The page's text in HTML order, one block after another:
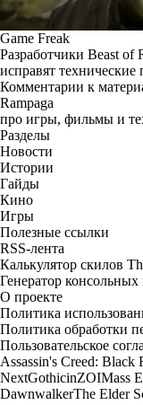
Game Freak
Разработчики Beast of
исправят
Комментарии к
Rampaga
про игры, фильмы и
Разделы
Новости
Истории
Гайды
Кино
Игры
Полезные ссылки
RSS-лента
Калькулятор скилов
Генератор
О проекте
Политика
Политика обработки
Пользовательское
Assassin's Creed: Black
NextGothicinZOIMass
DawnwalkerThe Elder